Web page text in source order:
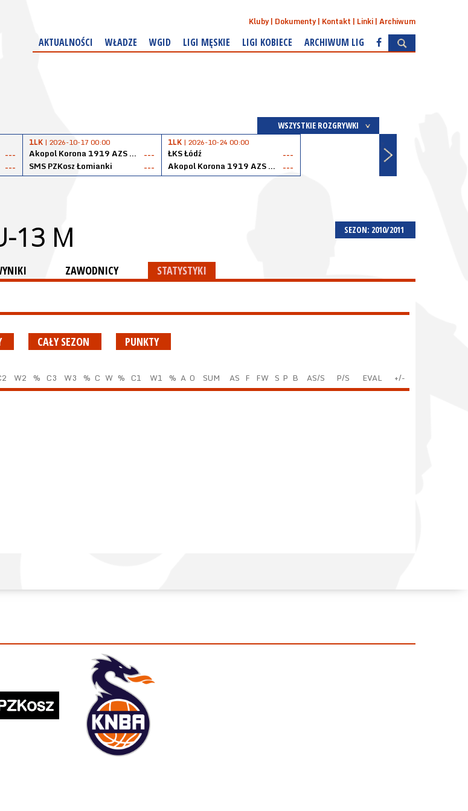
Kluby Dokumenty Kontakt Linki Archiwum
AKTUALNOŚCI WŁADZE WGID LIGI MĘSKIE LIGI KOBIECE ARCHIWUM LIG
WSZYSTKIE ROZGRYWKI
---
---
1LK | 2026-10-17 00:00
Akopol Korona 1919 AZS PK Kraków
---
SMS PZKosz Łomianki
---
1LK | 2026-10-24 00:00
ŁKS Łódź
---
Akopol Korona 1919 AZS PK Kraków
---
SEZON: 2010/2011
13 M
ZAWODNICY STATYSTYKI
CAŁY SEZON PUNKTY
W2 % C3 W3 % C W % C1 W1 % A O SUM AS F FW S P B AS/S P/S EVAL +/-